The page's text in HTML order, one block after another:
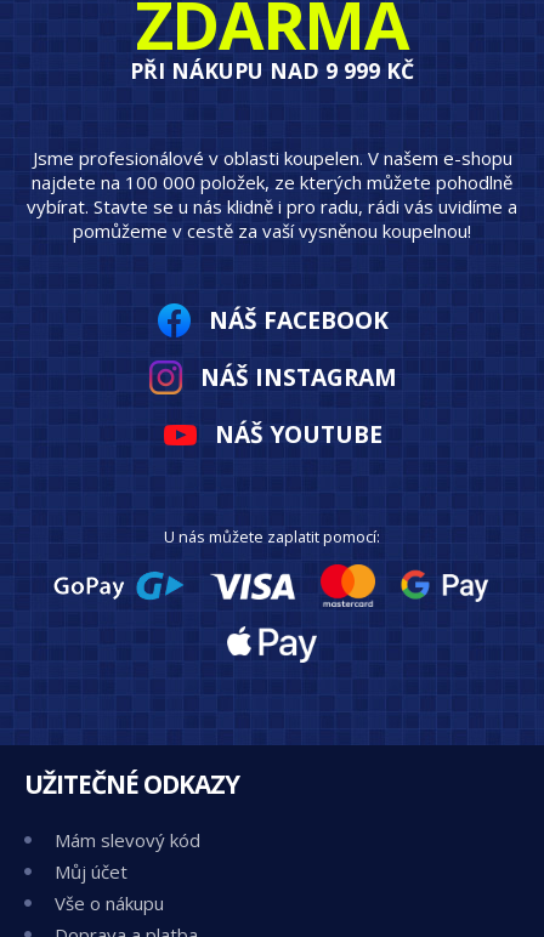
ZDARMA
PŘI NÁKUPU NAD 9 999 KČ
Jsme profesionálové v oblasti koupelen. V našem e-shopu
najdete na 100 000 položek, ze kterých můžete pohodlně
vybírat. Stavte se u nás klidně i pro radu, rádi vás uvidíme a
pomůžeme v cestě za vaší vysněnou koupelnou!
NÁŠ FACEBOOK
NÁŠ INSTAGRAM
NÁŠ YOUTUBE
U nás můžete zaplatit pomocí:
UŽITEČNÉ ODKAZY
Mám slevový kód
Můj účet
Vše o nákupu